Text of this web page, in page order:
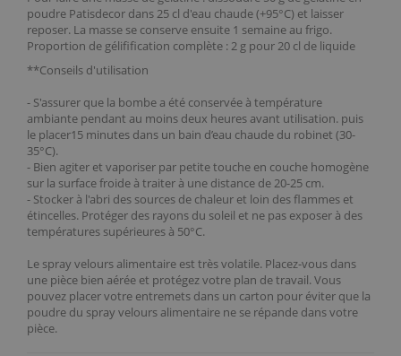
poudre Patisdecor dans 25 cl d'eau chaude (+95°C) et laisser
reposer. La masse se conserve ensuite 1 semaine au frigo.
Proportion de gélifification complète : 2 g pour 20 cl de liquide
**Conseils d'utilisation
- S'assurer que la bombe a été conservée à température
ambiante pendant au moins deux heures avant utilisation. puis
le placer15 minutes dans un bain d’eau chaude du robinet (30-
35°C).
- Bien agiter et vaporiser par petite touche en couche homogène
sur la surface froide à traiter à une distance de 20-25 cm.
- Stocker à l'abri des sources de chaleur et loin des flammes et
étincelles. Protéger des rayons du soleil et ne pas exposer à des
températures supérieures à 50°C.
Le spray velours alimentaire est très volatile. Placez-vous dans
une pièce bien aérée et protégez votre plan de travail. Vous
pouvez placer votre entremets dans un carton pour éviter que la
poudre du spray velours alimentaire ne se répande dans votre
pièce.